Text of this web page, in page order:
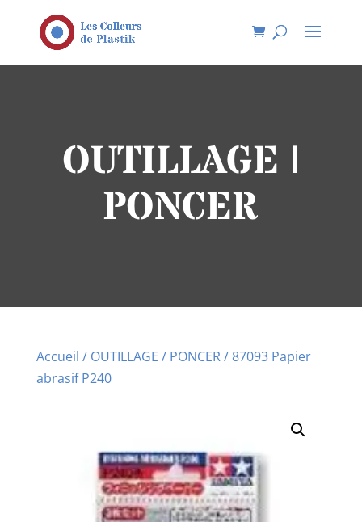
OUTILLAGE |
PONCER
Accueil / OUTILLAGE / PONCER/ 87093 Papier
abrasif P240